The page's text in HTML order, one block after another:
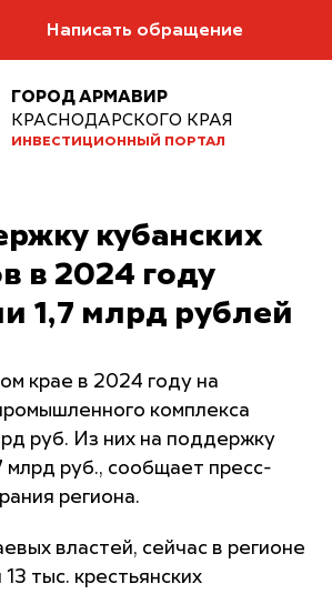
Написать обращение
ГОРОД АРМАВИР
КРАСНОДАРСКОГО КРАЯ
ИНВЕСТИЦИОННЫЙ ПОРТАЛ
кубанских
в 2024 году
1,7 млрд рублей
крае в 2024 году на
комплекса
руб. Из них на поддержку
млрд руб., сообщает пресс-
региона.
властей, сейчас в регионе
тыс. крестьянских